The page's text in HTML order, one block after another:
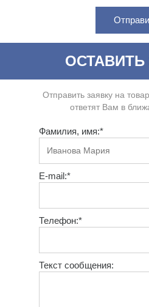
ОСТАВИТЬ
Отправить заявку на
ответят Вам в
Фамилия, имя:*
E-mail:*
Телефон:*
Текст сообщения: